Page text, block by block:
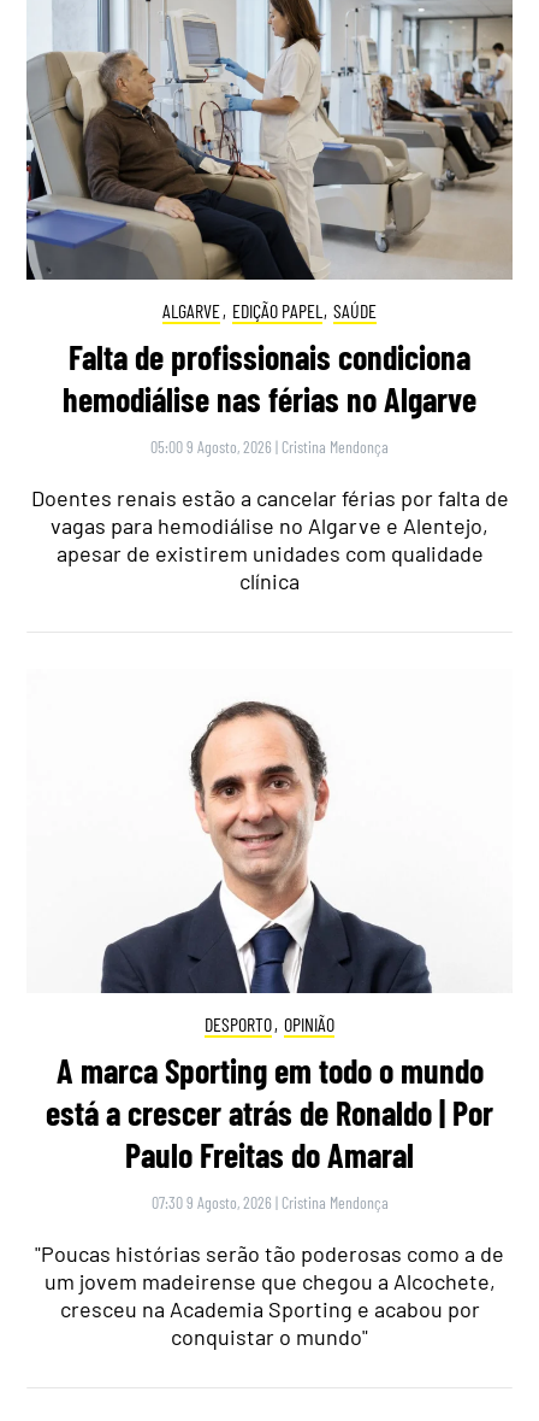
ALGARVE, EDIÇÃO PAPEL , SAÚDE
Falta de profissionais condiciona
hemodiálise nas férias no Algarve
05:00 9 Agosto, 2026 | Cristina Mendonça
Doentes renais estão a cancelar férias por falta de
vagas para hemodiálise no Algarve e Alentejo,
apesar de existirem unidades com qualidade
clínica
DESPORTO, OPINIÃO
A marca Sporting em todo o mundo
está a crescer atrás de Ronaldo | Por
Paulo Freitas do Amaral
07:30 9 Agosto, 2026 | Cristina Mendonça
"Poucas histórias serão tão poderosas como a de
um jovem madeirense que chegou a Alcochete,
cresceu na Academia Sporting e acabou por
conquistar o mundo"